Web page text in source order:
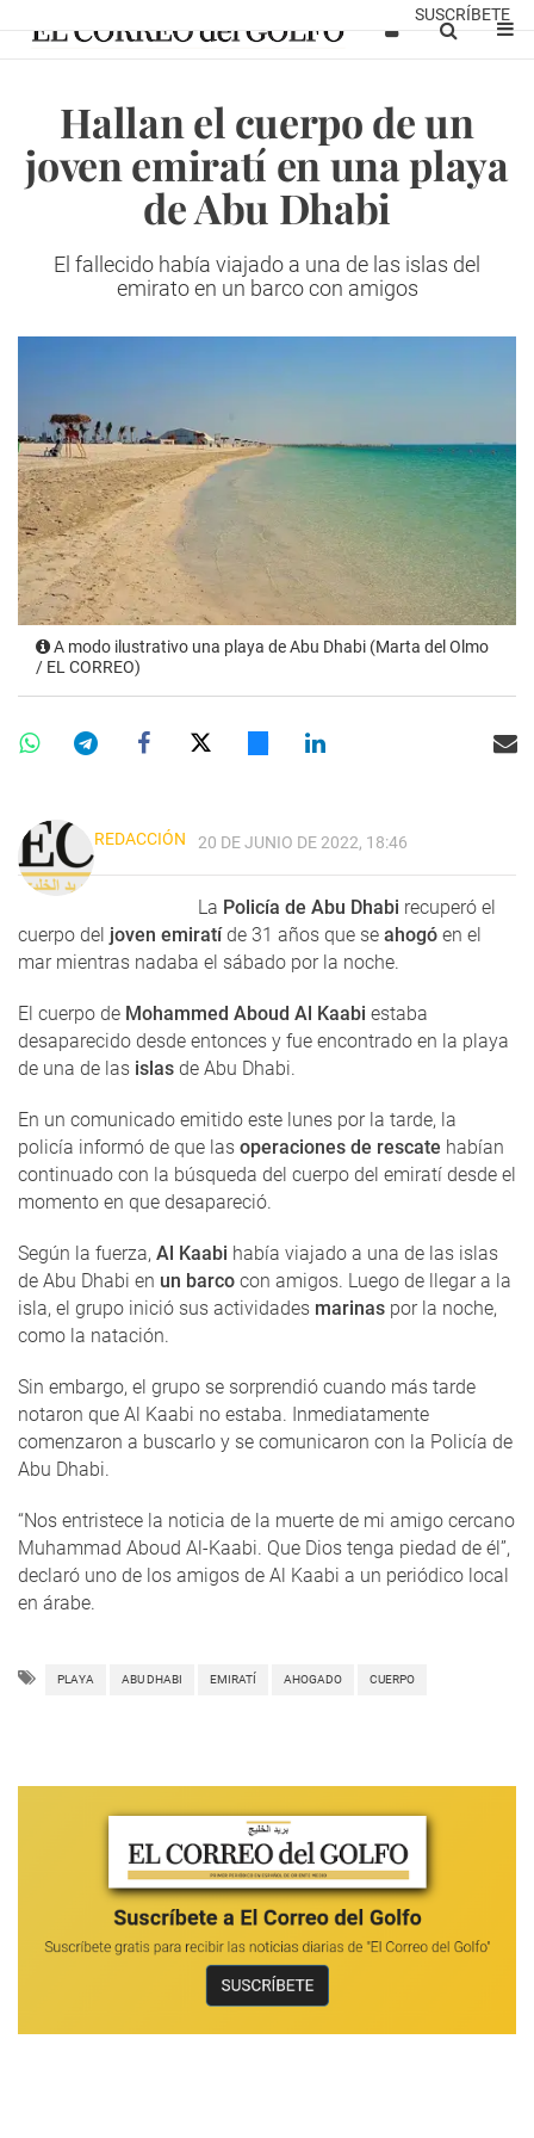
SUSCRÍBETE
Hallan el cuerpo de un
joven emiratí en una playa
de Abu Dhabi
El fallecido había viajado a una de las islas del
emirato en un barco con amigos
A modo ilustrativo una playa de Abu Dhabi (Marta del Olmo
/ EL CORREO)
REDACCIÓN 20 DE JUNIO DE 2022, 18:46
La Policía de Abu Dhabi recuperó el
cuerpo del joven emiratíde 31 años que se ahogó en el
mar mientras nadaba el sábado por la noche.
El cuerpo de Mohammed Aboud Al Kaabi estaba
desaparecido desde entonces y fue encontrado en la playa
de una de las islas de Abu Dhabi.
En un comunicado emitido este lunes por la tarde, la
policía informó de que las operaciones de rescate habían
continuado con la búsqueda del cuerpo del emiratí desde el
momento en que desapareció.
Según la fuerza, Al Kaabi había viajado a una de las islas
de Abu Dhabi en un barco con amigos. Luego de llegar a la
isla, el grupo inició sus actividades marinas por la noche,
como la natación.
Sin embargo, el grupo se sorprendió cuando más tarde
notaron que Al Kaabi no estaba. Inmediatamente
comenzaron a buscarlo y se comunicaron con la Policía de
Abu Dhabi.
“Nos entristece la noticia de la muerte de mi amigo cercano
Muhammad Aboud Al-Kaabi. Que Dios tenga piedad de él”,
declaró uno de los amigos de Al Kaabi a un periódico local
en árabe.
PLAYA ABU DHABI EMIRATÍ AHOGADO CUERPO